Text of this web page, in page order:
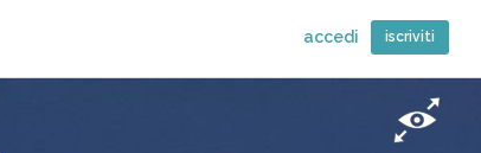
accedi iscriviti